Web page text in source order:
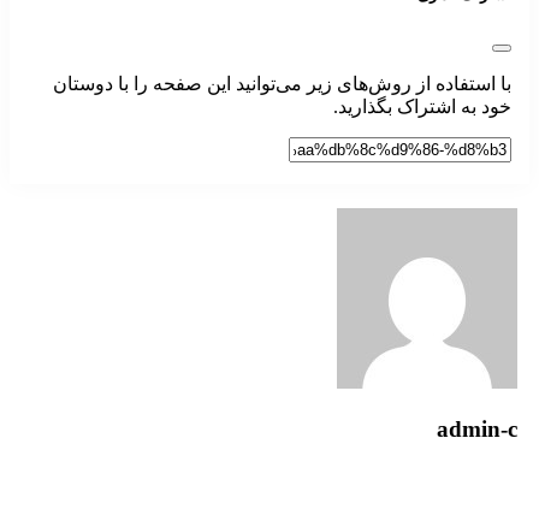
با استفاده از روش‌های زیر می‌توانید این صفحه را با دوستان
خود به اشتراک بگذارید.
admin-c